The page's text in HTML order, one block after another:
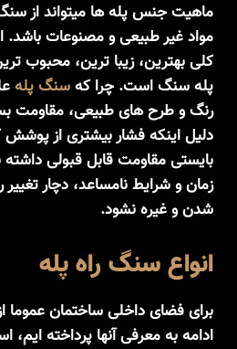
ماهیت جنس پله ها میتواند از
مواد غیر طبیعی و مصنوعات باشد.
کلی بهترین، زیبا ترین، محبوب
پله سنگ است. چرا کهسنگ پله
رنگ و طرح های طبیعی، مقاومت
دلیل اینکه فشار بیشتری از
بایستی مقاومت قابل قبولی داشته
زمان و شرایط نامساعد، دچار
شدن و غیره نشود.
انواع سنگ راه پله
برای فضای داخلی ساختمان
ادامه به معرفی آنها پرداخته ایم،